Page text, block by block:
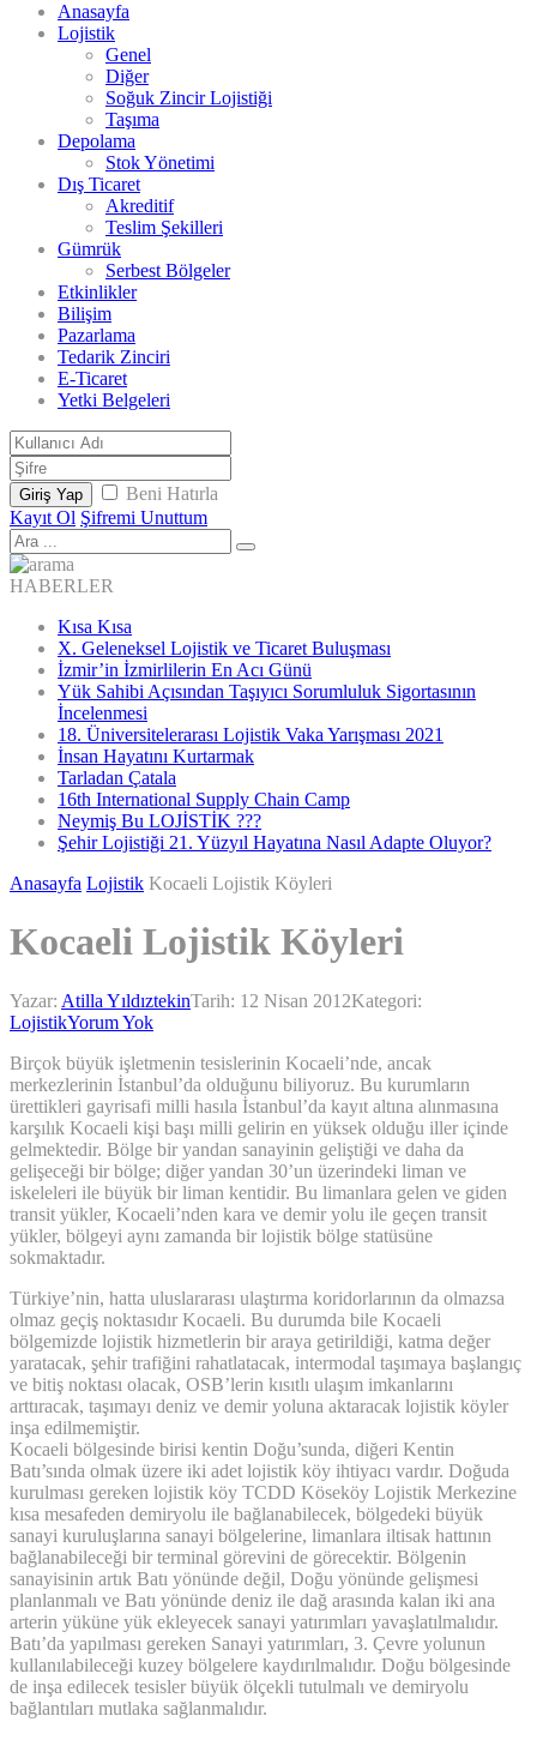
Anasayfa
Lojistik
Genel
Diğer
Soğuk Zincir Lojistiği
Taşıma
Depolama
Stok Yönetimi
Dış Ticaret
Akreditif
Teslim Şekilleri
Gümrük
Serbest Bölgeler
Etkinlikler
Bilişim
Pazarlama
Tedarik Zinciri
E-Ticaret
Yetki Belgeleri
Giriş Yap
Beni Hatırla
Kayıt Ol Şifremi Unuttum
HABERLER
Kısa Kısa
X. Geleneksel Lojistik ve Ticaret Buluşması
İzmir’in İzmirlilerin En Acı Günü
Yük Sahibi Açısından Taşıyıcı Sorumluluk Sigortasının
İncelenmesi
18. Üniversitelerarası Lojistik Vaka Yarışması 2021
İnsan Hayatını Kurtarmak
Tarladan Çatala
16th International Supply Chain Camp
Neymiş Bu LOJİSTİK ???
Şehir Lojistiği 21. Yüzyıl Hayatına Nasıl Adapte Oluyor?
Anasayfa Lojistik Kocaeli Lojistik Köyleri
Kocaeli Lojistik Köyleri
Yazar: Atilla YıldıztekinTarih: 12 Nisan 2012Kategori:
LojistikYorum Yok
Birçok büyük işletmenin tesislerinin Kocaeli’nde, ancak
merkezlerinin İstanbul’da olduğunu biliyoruz. Bu kurumların
ürettikleri gayrisafi milli hasıla İstanbul’da kayıt altına alınmasına
karşılık Kocaeli kişi başı milli gelirin en yüksek olduğu iller içinde
gelmektedir. Bölge bir yandan sanayinin geliştiği ve daha da
gelişeceği bir bölge; diğer yandan 30’un üzerindeki liman ve
iskeleleri ile büyük bir liman kentidir. Bu limanlara gelen ve giden
transit yükler, Kocaeli’nden kara ve demir yolu ile geçen transit
yükler, bölgeyi aynı zamanda bir lojistik bölge statüsüne
sokmaktadır.
Türkiye’nin, hatta uluslararası ulaştırma koridorlarının da olmazsa
olmaz geçiş noktasıdır Kocaeli. Bu durumda bile Kocaeli
bölgemizde lojistik hizmetlerin bir araya getirildiği, katma değer
yaratacak, şehir trafiğini rahatlatacak, intermodal taşımaya başlangıç
ve bitiş noktası olacak, OSB’lerin kısıtlı ulaşım imkanlarını
arttıracak, taşımayı deniz ve demir yoluna aktaracak lojistik köyler
inşa edilmemiştir.
Kocaeli bölgesinde birisi kentin Doğu’sunda, diğeri Kentin
Batı’sında olmak üzere iki adet lojistik köy ihtiyacı vardır. Doğuda
kurulması gereken lojistik köy TCDD Köseköy Lojistik Merkezine
kısa mesafeden demiryolu ile bağlanabilecek, bölgedeki büyük
sanayi kuruluşlarına sanayi bölgelerine, limanlara iltisak hattının
bağlanabileceği bir terminal görevini de görecektir. Bölgenin
sanayisinin artık Batı yönünde değil, Doğu yönünde gelişmesi
planlanmalı ve Batı yönünde deniz ile dağ arasında kalan iki ana
arterin yüküne yük ekleyecek sanayi yatırımları yavaşlatılmalıdır.
Batı’da yapılması gereken Sanayi yatırımları, 3. Çevre yolunun
kullanılabileceği kuzey bölgelere kaydırılmalıdır. Doğu bölgesinde
de inşa edilecek tesisler büyük ölçekli tutulmalı ve demiryolu
bağlantıları mutlaka sağlanmalıdır.